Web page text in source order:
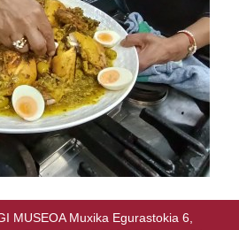
MUSEOA Muxika Egurastokia 6,